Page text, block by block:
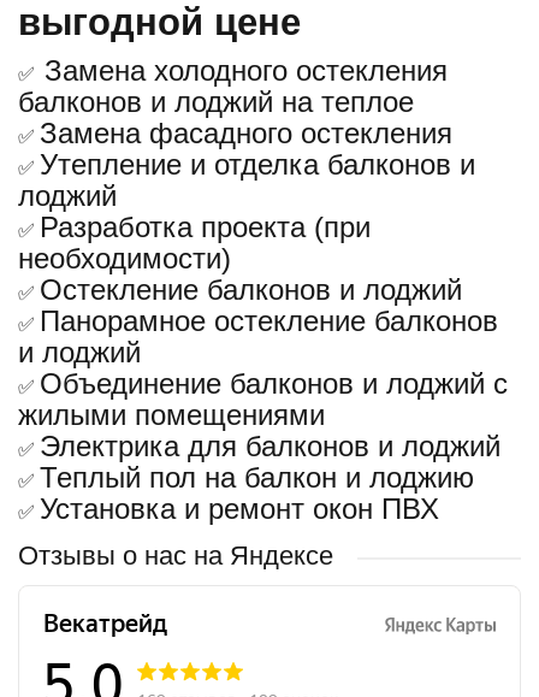
выгодной цене
✅ Замена холодного остекления
балконов и лоджий на теплое
✅ Замена фасадного остекления
✅ Утепление и отделка балконов и
лоджий
✅ Разработка проекта (при
необходимости)
✅ Остекление балконов и лоджий
✅ Панорамное остекление балконов
и лоджий
✅ Объединение балконов и лоджий с
жилыми помещениями
✅ Электрика для балконов и лоджий
✅ Теплый пол на балкон и лоджию
✅ Установка и ремонт окон ПВХ
Отзывы о нас на Яндексе